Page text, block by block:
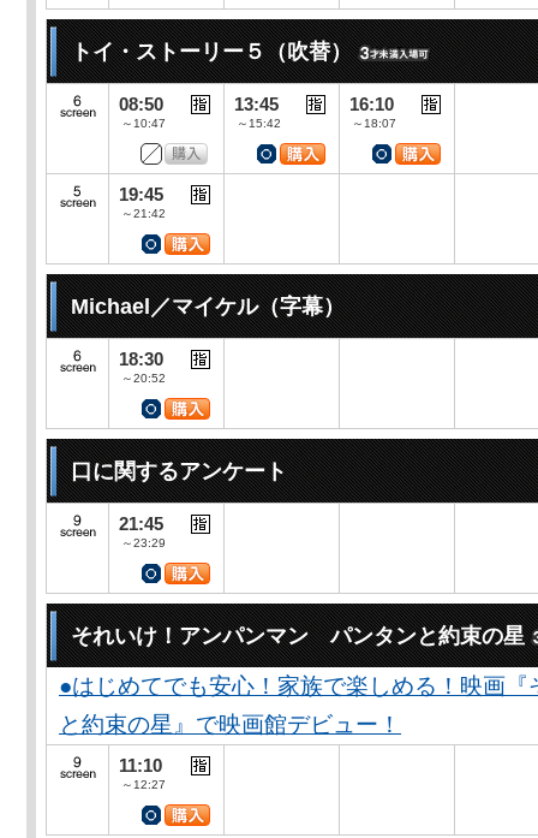
トイ・ストーリー５（吹替）
08:50
～10:47
13:45
～15:42
16:10
～18:07
19:45
～21:42
Michael／マイケル（字幕）
18:30
～20:52
口に関するアンケート
21:45
～23:29
それいけ！アンパンマン パンタンと約束の星
●はじめてでも安心！家族で楽しめる！映画
と約束の星』で映画館デビュー！
11:10
～12:27